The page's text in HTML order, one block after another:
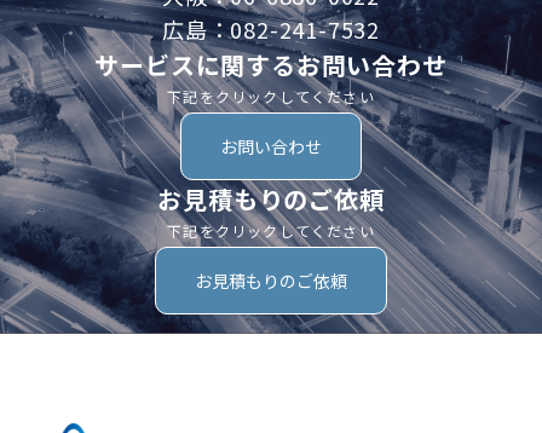
広島：082-241-7532
サービスに関するお問い合わせ
下記をクリックしてください
お問い合わせ
お見積もりのご依頼
下記をクリックしてください
お見積もりのご依頼